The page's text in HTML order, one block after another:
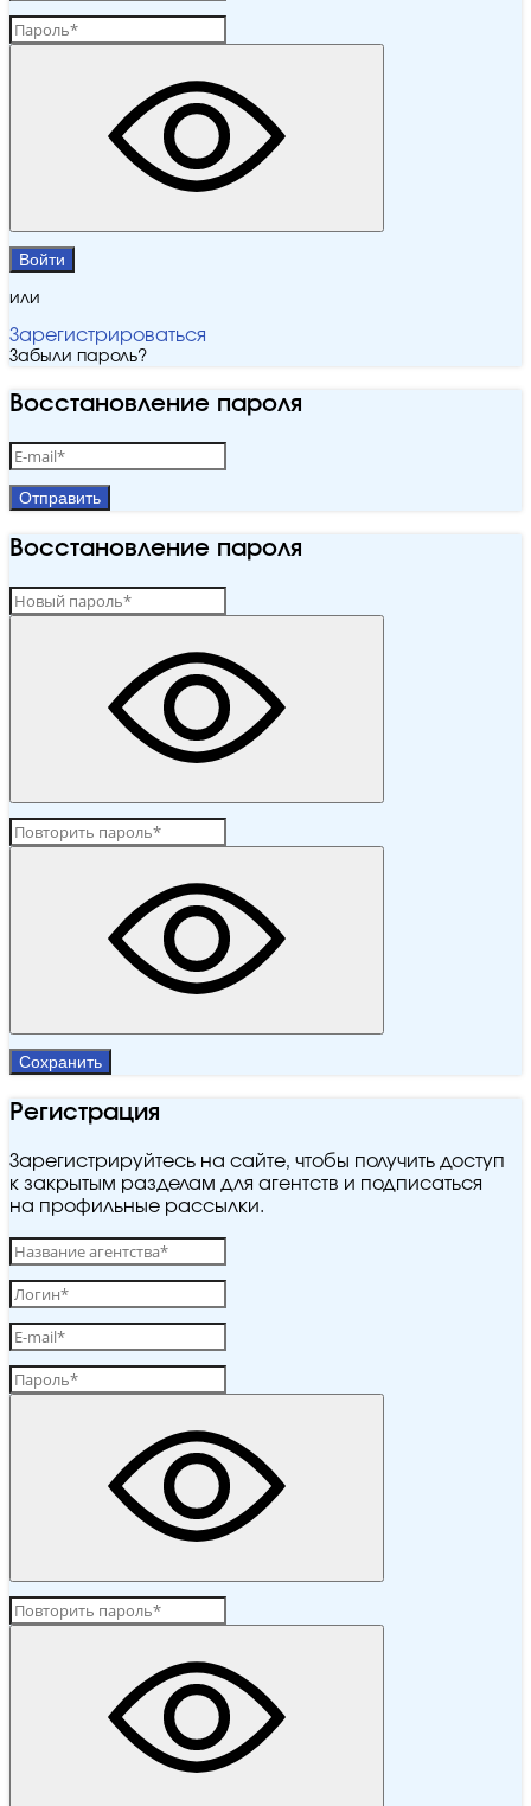
Войти
или
Зарегистрироваться
Забыли пароль?
Восстановление пароля
Отправить
Восстановление пароля
Сохранить
Регистрация
Зарегистрируйтесь на сайте, чтобы получить доступ
к закрытым разделам для агентств и подписаться
на профильные рассылки.